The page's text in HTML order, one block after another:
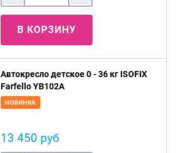
В КОРЗИНУ
Автокресло детское 0 - 36 кг ISOFIX
Farfello YB102A
НОВИНКА
13 450 руб